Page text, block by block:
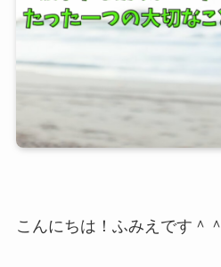
こんにちは！ふみえです＾＾